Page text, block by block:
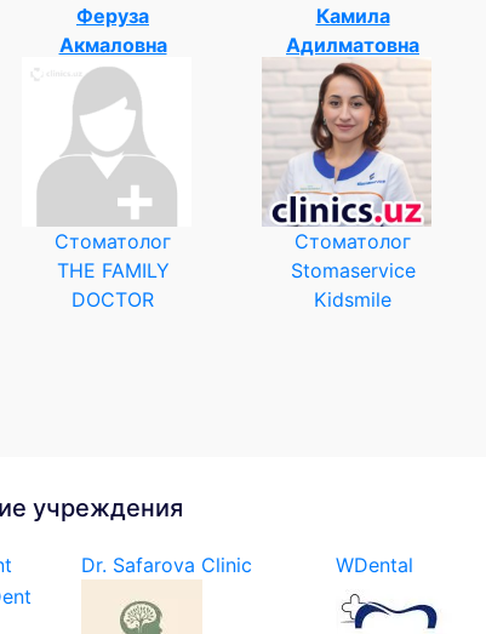
Феруза
Акмаловна
Стоматолог
THE FAMILY
DOCTOR
Камила
Адилматовна
Стоматолог
Stomaservice
Kidsmile
учреждения
Dr. Safarova Clinic WDental